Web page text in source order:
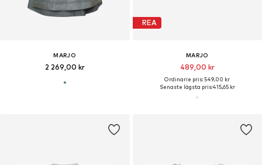
MARJO
2 269,00 kr
REA
MARJO
489,00 kr
Ordinarie pris: 549,00 kr
Senaste lägsta pris:415,65 kr